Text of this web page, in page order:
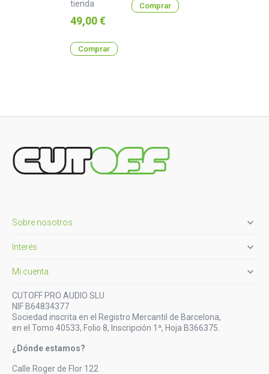
tienda
Precio
49,00 €
Comprar
Comprar
Sobre nosotros 
Interés 
Mi cuenta 
CUTOFF PRO AUDIO SLU
NIF B64834377
Sociedad inscrita en el Registro Mercantil de Barcelona,
en el Tomo 40533, Folio 8, Inscripción 1ª, Hoja B366375.
¿Dónde estamos?
Calle Roger de Flor 122